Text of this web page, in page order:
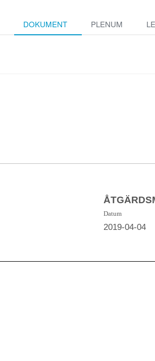
DOKUMENT PLENUM
Datum
2019-04-04